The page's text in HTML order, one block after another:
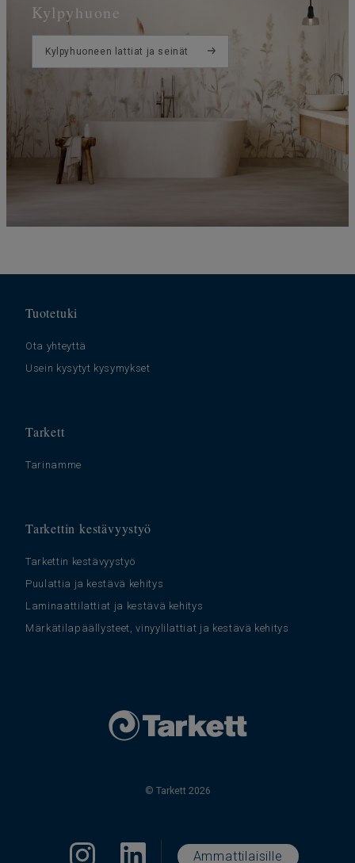
Kylpyhuone
Kylpyhuoneen lattiat ja seinät
Tuotetuki
Ota yhteyttä
Usein kysytyt kysymykset
Tarkett
Tarinamme
Tarkettin kestävyystyö
Tarkettin kestävyystyö
Puulattia ja kestävä kehitys
Laminaattilattiat ja kestävä kehitys
Märkätilapäällysteet, vinyylilattiat ja kestävä kehitys
© Tarkett 2026
Ammattilaisille